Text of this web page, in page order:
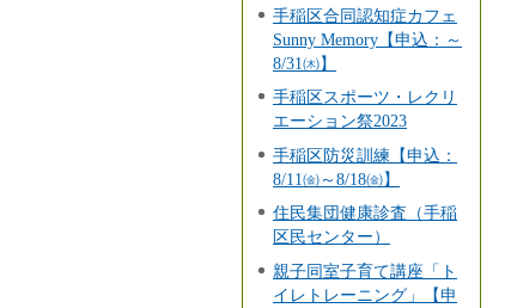
手稲区合同認知症カフェ
Sunny Memory【申込：～
8/31㈭】
手稲区スポーツ・レクリ
エーション祭2023
手稲区防災訓練【申込：
8/11㈮～8/18㈮】
住民集団健康診査（手稲
区民センター）
親子同室子育て講座「ト
イレトレーニング」【申